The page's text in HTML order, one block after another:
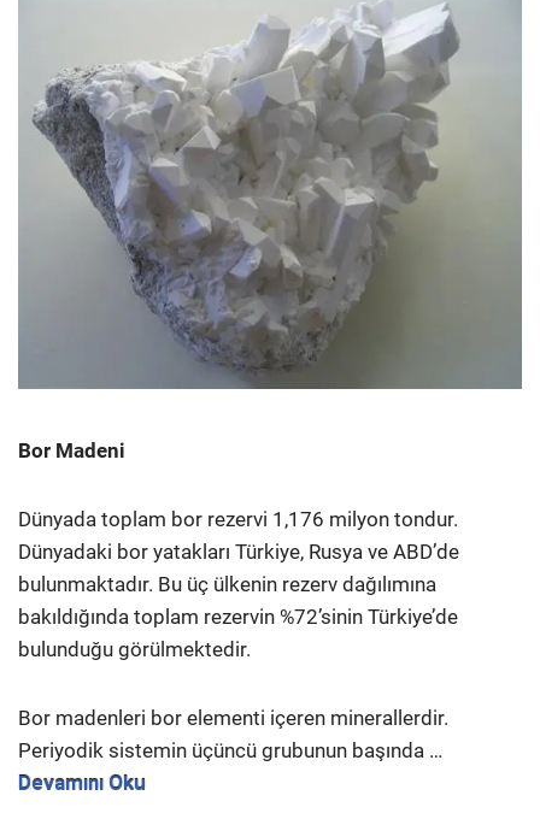
Bor Madeni
Dünyada toplam bor rezervi 1,176 milyon tondur.
Dünyadaki bor yatakları Türkiye, Rusya ve ABD’de
bulunmaktadır. Bu üç ülkenin rezerv dağılımına
bakıldığında toplam rezervin %72’sinin Türkiye’de
bulunduğu görülmektedir.
Bor madenleri bor elementi içeren minerallerdir.
Periyodik sistemin üçüncü grubunun başında …
Devamını Oku